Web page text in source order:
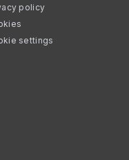
policy
settings